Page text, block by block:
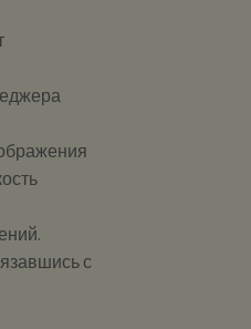
с